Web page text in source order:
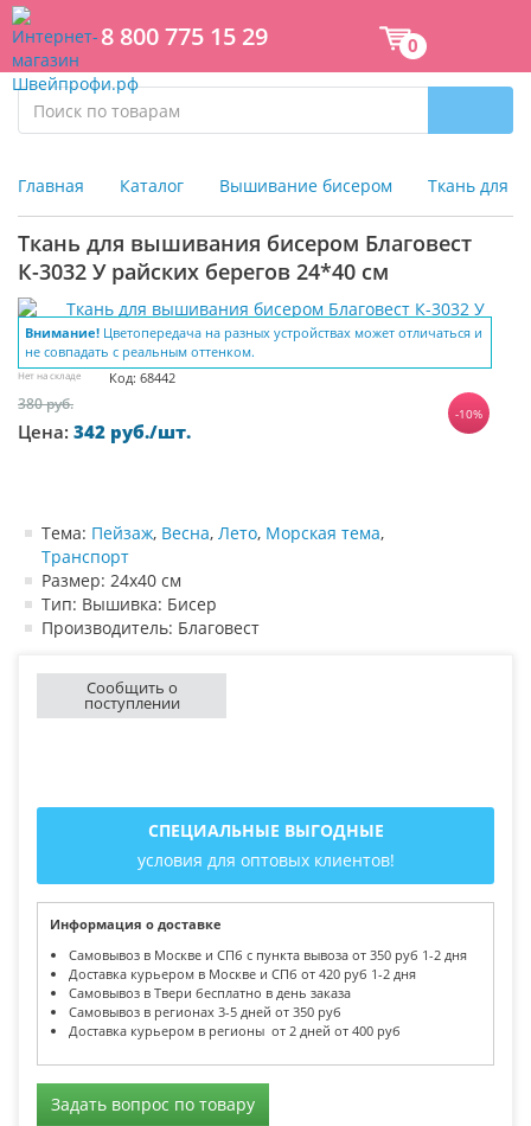
8 800 775 15 29 0
Главная Каталог Вышивание бисером Ткань для
Ткань для вышивания бисером Благовест
К-3032 У райских берегов 24*40 см
Внимание! Цветопередача на разных устройствах может отличаться и
не совпадать с реальным оттенком.
-10%
Нет на складе Код: 68442
380 руб.
Цена: 342 руб./шт.
Тема: Пейзаж, Весна, Лето, Морская тема,
Транспорт
Размер: 24х40 см
Тип: Вышивка: Бисер
Производитель: Благовест
Сообщить о
поступлении
СПЕЦИАЛЬНЫЕ ВЫГОДНЫЕ
условия для оптовых клиентов!
Информация о доставке
Самовывоз в Москве и СПб с пункта вывоза от 350 руб 1-2 дня
Доставка курьером в Москве и СПб от 420 руб 1-2 дня
Самовывоз в Твери бесплатно в день заказа
Самовывоз в регионах 3-5 дней от 350 руб
Доставка курьером в регионы от 2 дней от 400 руб
Задать вопрос по товару